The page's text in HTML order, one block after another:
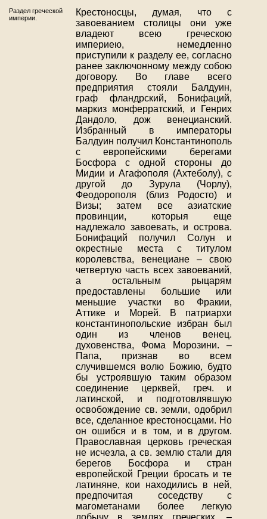
Раздел греческой
империи.
Крестоносцы, думая, что с
завоеванием столицы они уже
владеют всею греческою
империею, немедленно
приступили к разделу ее, согласно
ранее заключонному между собою
договору. Во главе всего
предприятия стояли Балдуин,
граф фландрский, Бонифаций,
маркиз монферратский, и Генрих
Дандоло, дож венецианский.
Избранный в императоры
Балдуин получил Константинополь
с европейскими берегами
Босфора с одной стороны до
Мидии и Агафополя (Ахтеболу), с
другой до Зурула (Чорлу),
Феодорополя (близ Родосто) и
Визы; затем все азиатские
провинции, которыя еще
надлежало завоевать, и острова.
Бонифаций получил Солун и
окрестные места с титулом
королевства, венециане – свою
четвертую часть всех завоеваний,
а остальным рыцарям
предоставлены большие или
меньшие участки во Фракии,
Аттике и Морей. В патриархи
константинопольские избран был
один из членов венец.
духовенства, Фома Морозини. –
Папа, признав во всем
случившемся волю Божию, будто
бы устроявшую таким образом
соединение церквей, греч. и
латинской, и подготовлявшую
освобождение св. земли, одобрил
все, сделанное крестоносцами. Но
он ошибся и в том, и в другом.
Православная церковь греческая
не исчезла, а св. землю стали для
берегов Босфора и стран
европейской Греции бросать и те
латиняне, кои находились в ней,
предпочитая соседству с
магометанами более легкую
добычу в землях греческих. –